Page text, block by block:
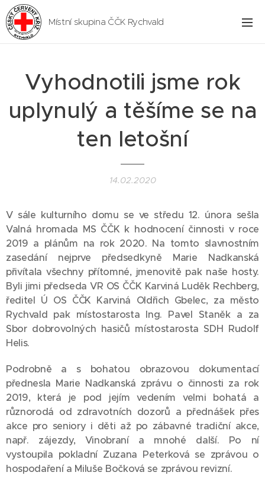
Místní skupina ČČK Rychvald
Vyhodnotili jsme rok
uplynulý a těšíme se na
ten letošní
14.02.2020
V sále kulturního domu se ve středu 12. února sešla
Valná hromada MS ČČK k hodnocení činnosti v roce
2019 a plánům na rok 2020. Na tomto slavnostním
zasedání nejprve předsedkyně Marie Nadkanská
přivítala všechny přítomné, jmenovitě pak naše hosty.
Byli jimi předseda VR OS ČČK Karviná Luděk Rechberg,
ředitel Ú OS ČČK Karviná Oldřich Gbelec, za město
Rychvald pak místostarosta Ing. Pavel Staněk a za
Sbor dobrovolných hasičů místostarosta SDH Rudolf
Helis.
Podrobně a s bohatou obrazovou dokumentací
přednesla Marie Nadkanská zprávu o činnosti za rok
2019, která je pod jejím vedením velmi bohatá a
různorodá od zdravotních dozorů a přednášek přes
akce pro seniory i děti až po zábavné tradiční akce,
např. zájezdy, Vinobraní a mnohé další. Po ní
vystoupila pokladní Zuzana Peterková se zprávou o
hospodaření a Miluše Bočková se zprávou revizní.